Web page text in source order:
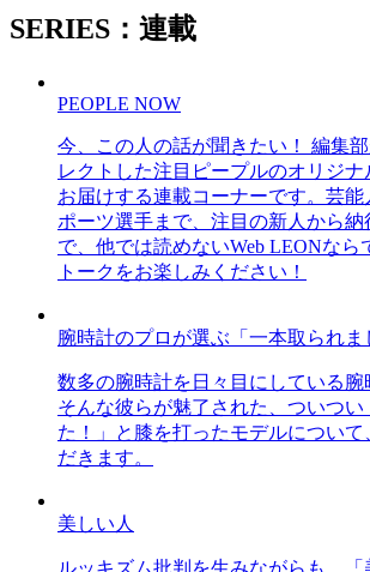
SERIES：連載
PEOPLE NOW
今、この人の話が聞きたい！ 編集
レクトした注目ピープルのオリジ
お届けする連載コーナーです。芸能
ポーツ選手まで、注目の新人から納
で、他では読めないWeb LEONなら
トークをお楽しみください！
腕時計のプロが選ぶ「一本取られま
数多の腕時計を日々目にしている腕
そんな彼らが魅了された、ついつ
た！」と膝を打ったモデルについて
だきます。
美しい人